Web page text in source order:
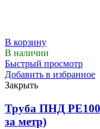
В корзину
В наличии
Быстрый просмотр
Добавить в избранное
Закрыть
Труба ПНД РЕ100
за метр)